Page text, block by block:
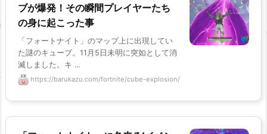
ブが爆発！その瞬間プレイヤーたち
の身に起こった事
「フォートナイト」のマップ上に出現してい
た謎のキューブ。11月5日未明に突如として消
滅しました。キ ...
https://barukazu.com/fortnite/cube-explosion/